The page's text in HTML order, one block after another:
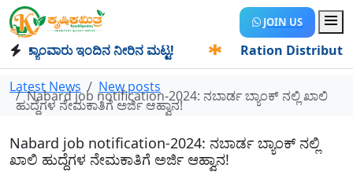
JOIN US
ಇಂದಿನ ನೀರಿನ ಮಟ್ಟ! Ration Distribution-
Latest News New posts
Nabard job notification-2024: ನಬಾರ್ಡ ಬ್ಯಾಂಕ್ ನಲ್ಲಿ ಖಾಲಿ
ಹುದ್ದೆಗಳ ನೇಮಕಾತಿಗೆ ಅರ್ಜಿ ಆಹ್ವಾನ!
Nabard job notification-2024: ನಬಾರ್ಡ ಬ್ಯಾಂಕ್ ನಲ್ಲಿ
ಖಾಲಿ ಹುದ್ದೆಗಳ ನೇಮಕಾತಿಗೆ ಅರ್ಜಿ ಆಹ್ವಾನ!